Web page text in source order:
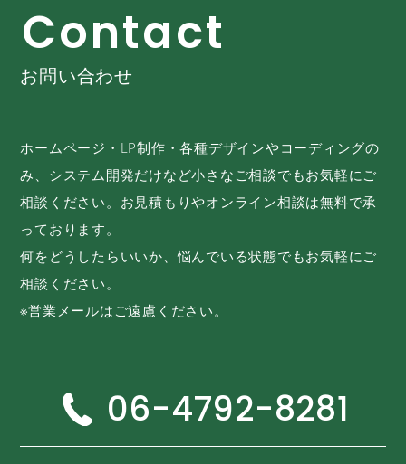
Contact
お問い合わせ
ホームページ・LP制作・各種デザインやコーディングの
み、システム開発だけなど小さなご相談でもお気軽にご
相談ください。お見積もりやオンライン相談は無料で承
っております。
何をどうしたらいいか、悩んでいる状態でもお気軽にご
相談ください。
※営業メールはご遠慮ください。
06-4792-8281